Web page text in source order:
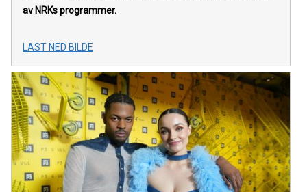
av NRKs programmer.
LAST NED BILDE